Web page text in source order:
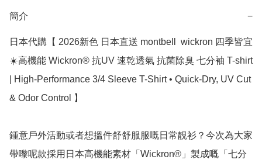
簡介 −
日本代購【 2026新色 日本直送 montbell  wickron 四季皆宜
☀️高機能 Wickron® 抗UV 速乾透氣 抗菌除臭 七分袖 T-shirt
| High-Performance 3/4 Sleeve T-Shirt • Quick-Dry, UV Cut
& Odor Control 】
鍾意戶外活動或者想搵件舒舒服服嘅日常靚衫？今次為大家
帶嚟呢款採用日本高機能素材「Wickron®」製成嘅「七分